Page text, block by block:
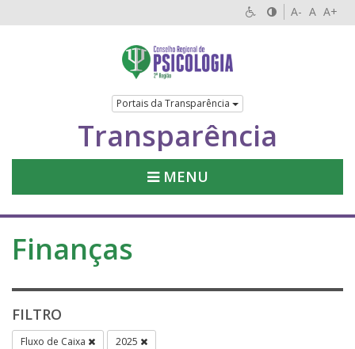
A- A A+
Portais da Transparência
Transparência
MENU
Finanças
FILTRO
Fluxo de Caixa 2025